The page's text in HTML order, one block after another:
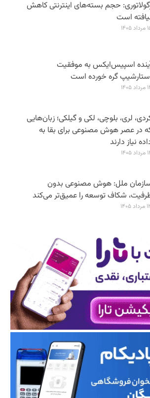
حجم بسته‌های اینترنتی کاهش
است
اسپیس‌ایکس به موفقیت
گره خورده است
لری، بلوچی، لکی و گیلکی؛ زبان‌هایی
در عصر هوش مصنوعی برای بقا به
نیاز دارند
ملل: هوش مصنوعی بدون
شکاف توسعه را عمیق‌تر می‌کند
۱۴۰۵